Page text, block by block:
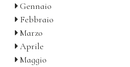
Gennaio
Febbraio
Marzo
Aprile
Maggio